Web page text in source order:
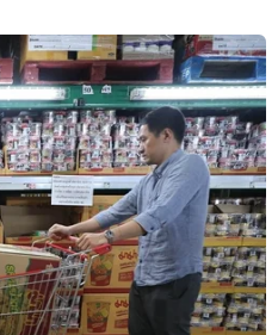
giết chết 50 triệu người.
còn được biết đến
trong những đại dịch
sử. Ước tính có
toàn thế giới